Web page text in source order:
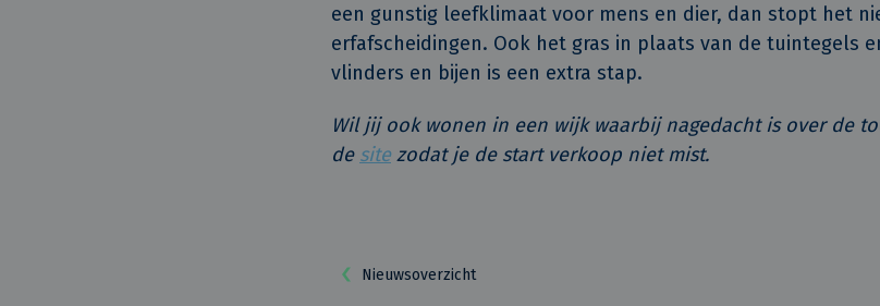
een gunstig leefklimaat voor mens en dier, dan stopt het
erfafscheidingen. Ook het gras in plaats van de tuintegels
vlinders en bijen is een extra stap.
Wil jij ook wonen in een wijk waarbij nagedacht is over de
de sitezodat je de start verkoop niet mist.
Nieuwsoverzicht